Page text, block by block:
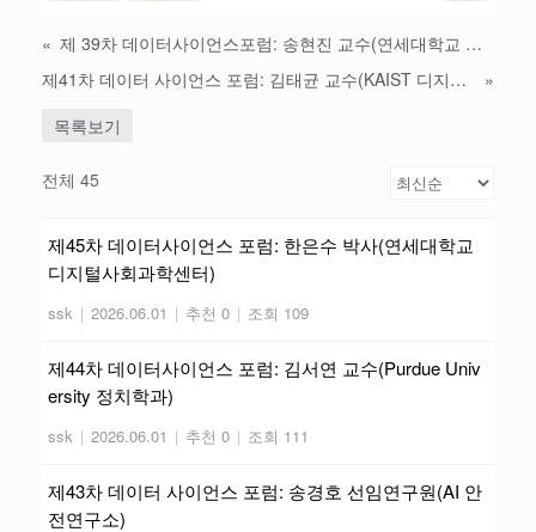
«
제 39차 데이터사이언스포럼: 송현진 교수(연세대학교 언론홍보영상학부)
제41차 데이터 사이언스 포럼: 김태균 교수(KAIST 디지털인문사회과학부)
»
목록보기
전체 45
제45차 데이터사이언스 포럼: 한은수 박사(연세대학교
디지털사회과학센터)
ssk | 2026.06.01 | 추천 0 | 조회 109
제44차 데이터사이언스 포럼: 김서연 교수(Purdue Univ
ersity 정치학과)
ssk | 2026.06.01 | 추천 0 | 조회 111
제43차 데이터 사이언스 포럼: 송경호 선임연구원(AI 안
전연구소)